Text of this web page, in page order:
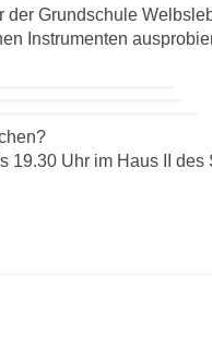
der Grundschule
Instrumenten
19.30 Uhr im Haus II des